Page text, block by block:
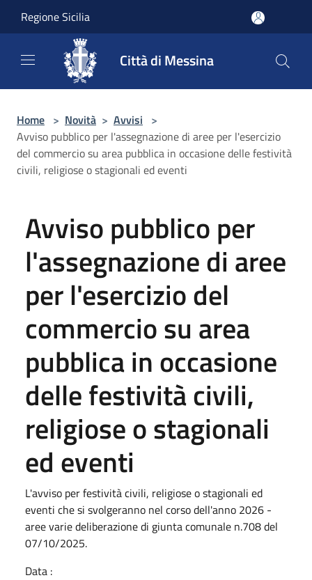
Regione Sicilia
Città di Messina
Home > Novità > Avvisi >
Avviso pubblico per l'assegnazione di aree per l'esercizio
del commercio su area pubblica in occasione delle festività
civili, religiose o stagionali ed eventi
Avviso pubblico per
l'assegnazione di aree
per l'esercizio del
commercio su area
pubblica in occasione
delle festività civili,
religiose o stagionali
ed eventi
L'avviso per festività civili, religiose o stagionali ed
eventi che si svolgeranno nel corso dell'anno 2026 -
aree varie deliberazione di giunta comunale n.708 del
07/10/2025.
Data :